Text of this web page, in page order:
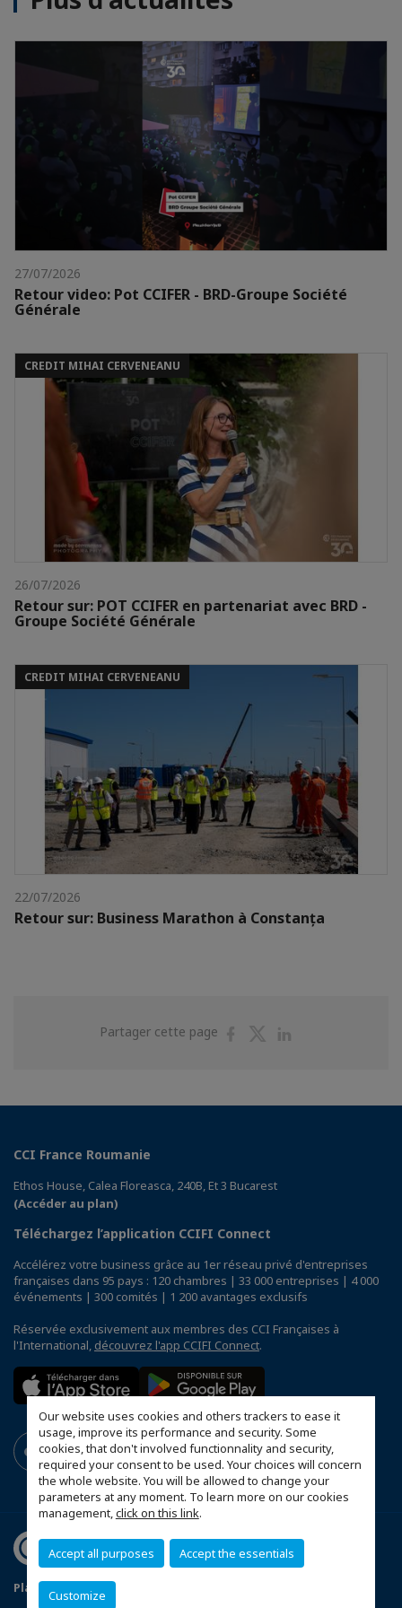
Our website uses cookies and others trackers to ease it
usage, improve its performance and security. Some
cookies, that don't involved functionnality and security,
required your consent to be used. Your choices will concern
the whole website. You will be allowed to change your
parameters at any moment. To learn more on our cookies
management,click on this link.
Accept all purposes Accept the essentials
Customize
27/07/2026
Retour video: Pot CCIFER - BRD-Groupe Société
Générale
CREDIT MIHAI CERVENEANU
26/07/2026
Retour sur: POT CCIFER en partenariat avec BRD -
Groupe Société Générale
CREDIT MIHAI CERVENEANU
22/07/2026
Retour sur: Business Marathon à Constanța
Partager cette page
PartagerPartager
CCI France Roumanie
Ethos House, Calea Floreasca, 240B, Et 3 Bucarest
(Accéder au plan)
Téléchargez l’application CCIFI Connect
Accélérez votre business grâce au 1er réseau privé d'entreprises
françaises dans 95 pays : 120 chambres | 33 000 entreprises | 4 000
événements | 300 comités | 1 200 avantages exclusifs
Réservée exclusivement aux membres des CCI Françaises à
l'International, découvrez l'app CCIFI Connect.
Plan du site Statut CCIFER